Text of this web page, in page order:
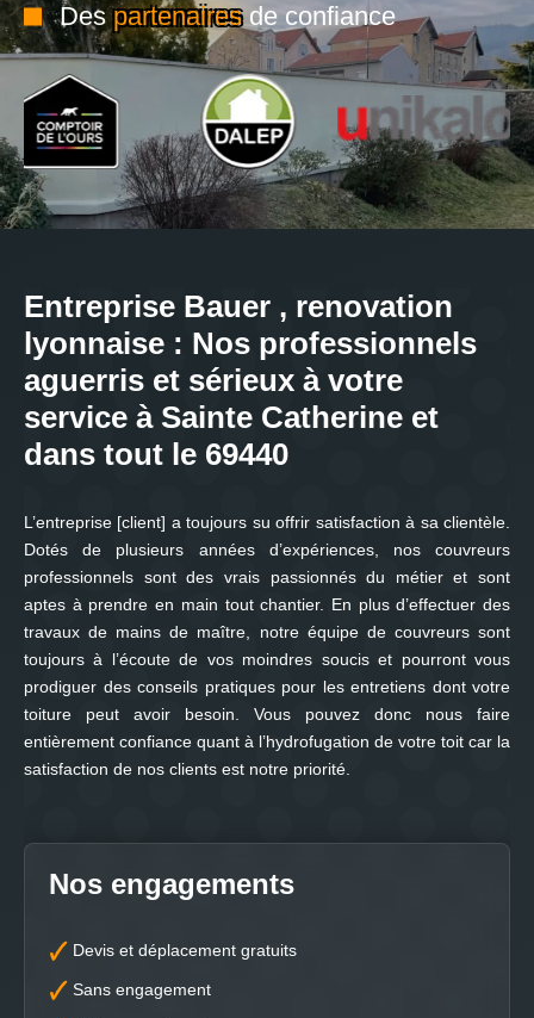
Despartenairesde confiance
Entreprise Bauer , renovation
lyonnaise : Nos professionnels
aguerris et sérieux à votre
service à Sainte Catherine et
dans tout le 69440
L’entreprise [client] a toujours su offrir satisfaction à sa clientèle.
Dotés de plusieurs années d’expériences, nos couvreurs
professionnels sont des vrais passionnés du métier et sont
aptes à prendre en main tout chantier. En plus d’effectuer des
travaux de mains de maître, notre équipe de couvreurs sont
toujours à l’écoute de vos moindres soucis et pourront vous
prodiguer des conseils pratiques pour les entretiens dont votre
toiture peut avoir besoin. Vous pouvez donc nous faire
entièrement confiance quant à l’hydrofugation de votre toit car la
satisfaction de nos clients est notre priorité.
Nos engagements
Devis et déplacement gratuits
Sans engagement